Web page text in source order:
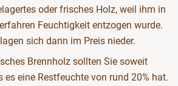
oder frisches Holz, weil ihm in
Feuchtigkeit entzogen wurde.
sich dann im Preis nieder.
Brennholz sollten Sie soweit
es eine Restfeuchte von rund 20% hat.